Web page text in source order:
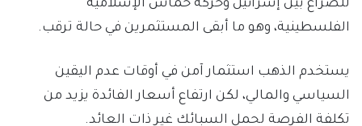
للصراع بين إسرائيل وحركة حماس الإسلامية
الفلسطينية، وهو ما أبقى المستثمرين في حالة ترقب.
يستخدم الذهب استثمار آمن في أوقات عدم اليقين
السياسي والمالي، لكن ارتفاع أسعار الفائدة يزيد من
تكلفة الفرصة لحمل السبائك غير ذات العائد.